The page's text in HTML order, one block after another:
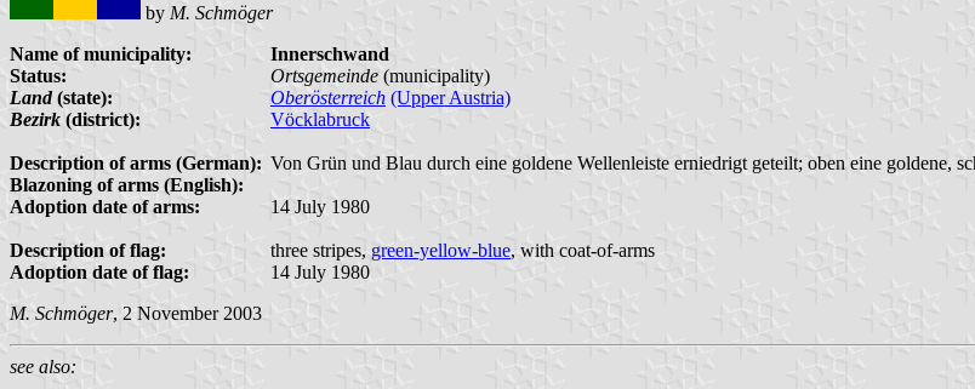
by M. Schmöger
Name of municipality:
Innerschwand
Status:
Ortsgemeinde (municipality)
Land(state): Oberösterreich (Upper Austria)
Bezirk (district): Vöcklabruck
Description of arms (German): Von Grün und Blau durch eine goldene Wellenleiste erniedrigt geteilt; oben eine goldene,
Blazoning of arms (English):
Adoption date of arms:
14 July 1980
Description of flag: three stripes, green-yellow-blue, with coat-of-arms
Adoption date of flag:
14 July 1980
M. Schmöger, 2 November 2003
see also: